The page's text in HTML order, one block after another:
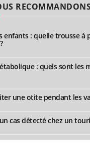
enfants : quelle trousse à
: quels sont les
une otite pendant les
cas détecté chez un